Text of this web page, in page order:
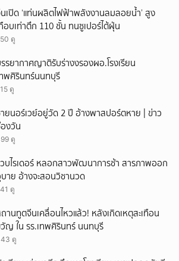
เปิด ‘แท่นผลิตไฟฟ้าพลังงานลมลอยน้ำ’ สูง
อบเท่าตึก 110 ชั้น ทนซูเปอร์ไต้ฝุ่น
ดู
รยากาศญาติรับร่างงรองผอ.โรงเรียน
พศิรินทร์นนทบุรี
ดู
ยนอร์เวย์อยู่วัด 2 ปี อ้างพาสปอร์ตหาย | ข่าว
งวัน
ดู
บไรเดอร์ หลอกสาวพัฒนาการช้า สารภาพออก
าย อ้างจะสอนวิชานวด
ดู
านทูตจีนเคลื่อนไหวแล้ว! หลังเกิดเหตุสะเทือน
ญ ใน รร.เทพศิรินทร์ นนทบุรี
ดู